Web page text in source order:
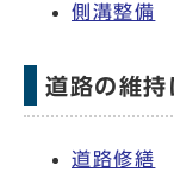
側溝整備
道路の維持
道路修繕